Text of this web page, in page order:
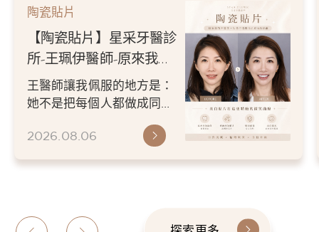
陶瓷貼片
【陶瓷貼片】星采牙醫診
所-王珮伊醫師-原來我的
不愛笑，只是不喜歡自己
原本的牙齒
王醫師讓我佩服的地方是：
她不是把每個人都做成同一
更適合自己的樣子。 現...
2026.08.06